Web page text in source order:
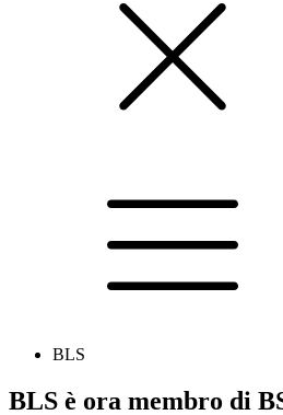
BLS
BLS è ora membro di